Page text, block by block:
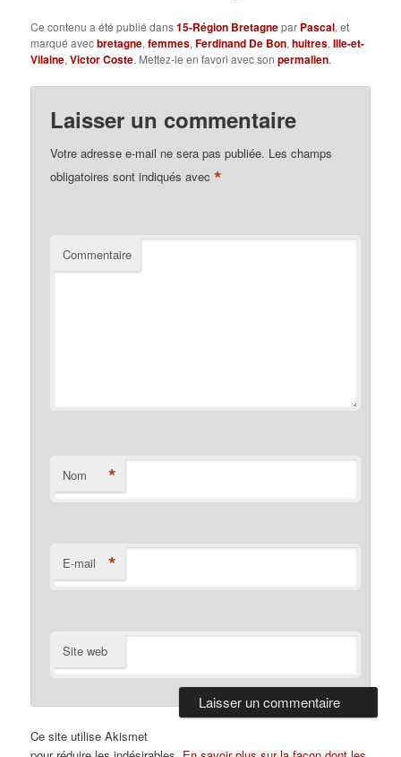
Ce contenu a été publié dans15-Région Bretagnepar Pascal, et
marqué avecbretagne,femmes,Ferdinand De Bon,huitres,Ille-et-
Vilaine,Victor Coste. Mettez-le en favori avec sonpermalien.
Laisser un commentaire
Votre adresse e-mail ne sera pas publiée. Les champs
obligatoires sont indiqués avec*
Commentaire
Nom *
E-mail *
Site web
Ce site utilise Akismet